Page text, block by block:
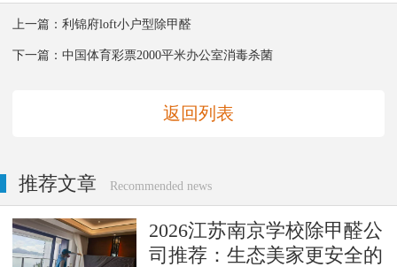
上一篇： 利锦府loft小户型除甲醛
下一篇： 中国体育彩票2000平米办公室消毒杀菌
返回列表
推荐文章 Recommended news
2026江苏南京学校除甲醛公
司推荐：生态美家更安全的